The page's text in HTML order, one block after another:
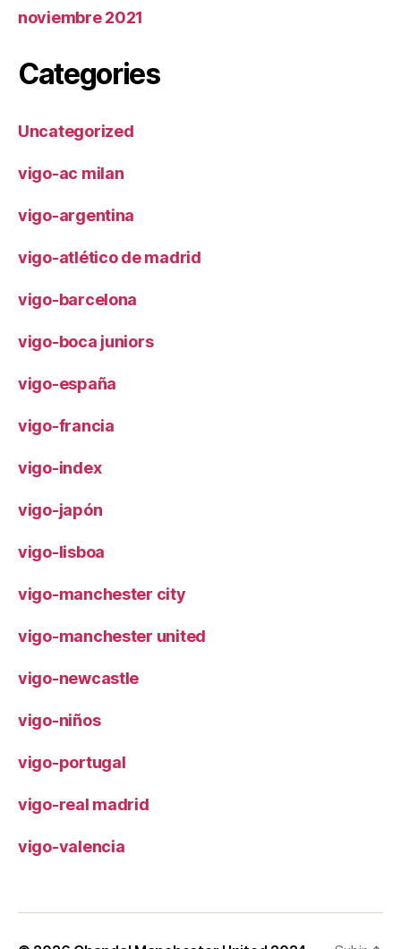
noviembre 2021
Categories
Uncategorized
vigo-ac milan
vigo-argentina
vigo-atlético de madrid
vigo-barcelona
vigo-boca juniors
vigo-españa
vigo-francia
vigo-index
vigo-japón
vigo-lisboa
vigo-manchester city
vigo-manchester united
vigo-newcastle
vigo-niños
vigo-portugal
vigo-real madrid
vigo-valencia